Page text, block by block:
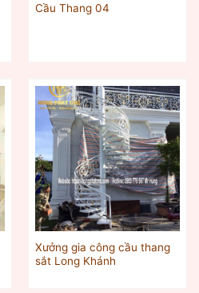
Cầu Thang 04
Xưởng gia công cầu thang
sắt Long Khánh